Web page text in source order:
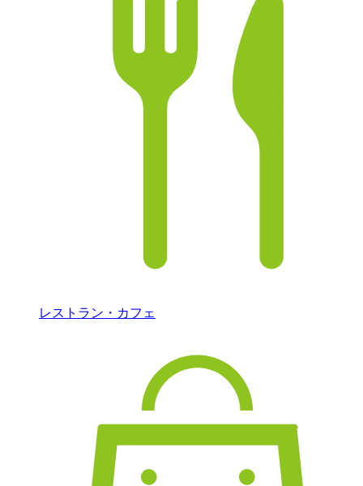
レストラン・カフェ